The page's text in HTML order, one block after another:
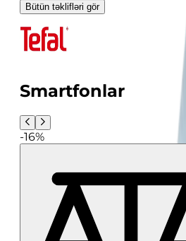
Bütün təklifləri gör
Smartfonlar
-16%